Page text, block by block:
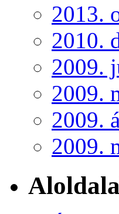
2013.
2010.
2009.
2009.
2009.
2009.